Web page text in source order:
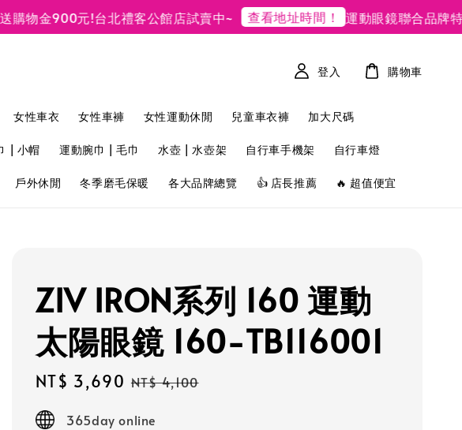
物金900元!台北禮客公館店試賣中~ 查看地址時間！ 運動眼鏡聯合品牌特賣
女性車衣 女性車褲 女性運動休閒 兒童車衣褲 加大尺碼
| 小帽 運動腕巾 | 毛巾 水壺 | 水壺架 自行車手機架 自行車燈
戶外休閒 冬季磨毛保暖 各大品牌總覽 👍 店長推薦 🔥 超值便宜
登入 購物車
ZIV IRON系列 160 運動
太陽眼鏡 160-TB116001
Sale
price
NT$ 3,690 Regular
NT$ 4,100
365day online